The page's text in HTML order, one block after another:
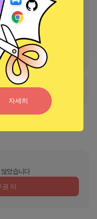
자세히
Lite - 3D 테마, 라이
에 대한 최종 솔루션입니다!
겠다고 약속드리며, 우리의
선할 것입니다. Live
접 확인해보세요! 😚
가능한 상태입니다.
았습니다
권 이